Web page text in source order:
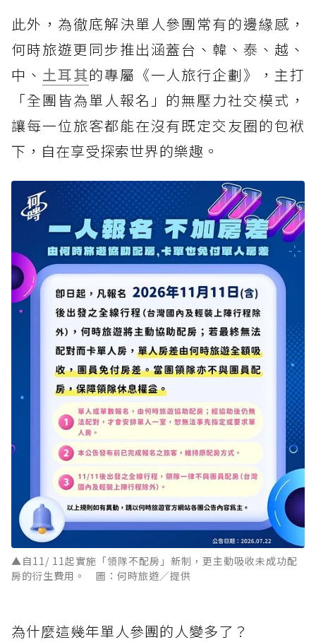
此外，為徹底解決單人參團常有的邊緣感，
何時旅遊更同步推出涵蓋台、韓、泰、越、
中、 土耳其的專屬《一人旅行企劃》，主打
「全團皆為單人報名」的無壓力社交模式，
讓每一位旅客都能在沒有既定交友圈的包袱
下，自在享受探索世界的樂趣。
▲自11/ 11起實施「領隊不配房」新制，更主動吸收未成功配
房的衍生費用。 圖：何時旅遊／提供
為什麼這幾年單人參團的人變多了？